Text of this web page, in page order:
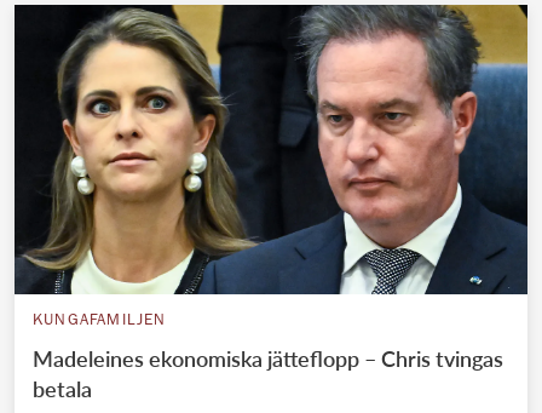
KUNGAFAMILJEN
Madeleines ekonomiska jätteflopp – Chris tvingas
betala